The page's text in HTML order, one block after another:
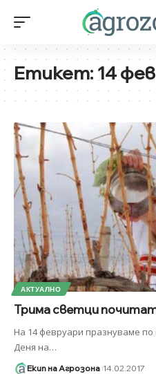
Етикет:14
АКТУАЛНО
Трима светци
На 14 февруари празнуваме по
Деня на…
Екип на Агрозона 14.02.2017